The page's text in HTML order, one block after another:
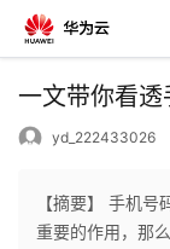
返
一文带你看
yd_222433026
【摘要】 手机
重要的作用，那